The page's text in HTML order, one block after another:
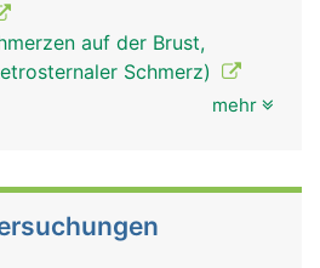
auf der Brust,
Schmerz)
mehr